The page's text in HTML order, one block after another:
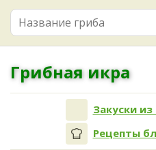
Грибная икра
Закуски из
Рецепты